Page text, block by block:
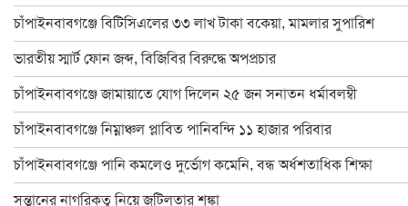
ইসির নির্বাচনী রোডম্যাপে যা থাকছে
বাংলাদেশ জাতীয় অন্ধ কল্যাণ সমিতি চাঁপাইনবাবগঞ্জ শাখার নবনির্বাচিত
চাঁপাইনবাবগঞ্জে স্বেচ্ছাসেবক দলের মতবিনিময় সভা অনুষ্ঠিত
চাঁপাইনবাবগঞ্জে বিদ্যুৎস্পৃষ্টে প্রাণ গেলো মা-মেয়ের
ডাকসু নির্বাচনে লড়ছেন চাঁপাইনবাবগঞ্জের ৯ শিক্ষার্থী
চাঁপাইনবাবগঞ্জ ফোরামের ৩৯ সদস্য বিশিষ্ট কমিটি গঠন : সভাপতি বুলবুল
চাঁপাইনবাবগঞ্জে বিটিসিএলের ৩৩ লাখ টাকা বকেয়া, মামলার সুপারিশ
ভারতীয় স্মার্ট ফোন জব্দ, বিজিবির বিরুদ্ধে অপপ্রচার
চাঁপাইনবাবগঞ্জে জামায়াতে যোগ দিলেন ২৫ জন সনাতন ধর্মাবলম্বী
চাঁপাইনবাবগঞ্জে নিম্নাঞ্চল প্লাবিত পানিবন্দি ১১ হাজার পরিবার
চাঁপাইনবাবগঞ্জে পানি কমলেও দুর্ভোগ কমেনি, বন্ধ অর্ধশতাধিক শিক্ষা
সন্তানের নাগরিকত্ব নিয়ে জটিলতার শঙ্কা